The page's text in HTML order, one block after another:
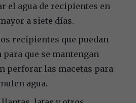
el agua de recipientes en
a siete días.
recipientes que puedan
para que se mantengan
perforar las macetas para
agua.